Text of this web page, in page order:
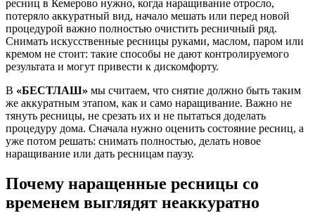
ресниц в Кемерово нужно, когда наращивание отросло,
потеряло аккуратный вид, начало мешать или перед новой
процедурой важно полностью очистить ресничный ряд.
Снимать искусственные ресницы руками, маслом, паром или
кремом не стоит: такие способы не дают контролируемого
результата и могут привести к дискомфорту.
В «БЕСТЛАШ» мы считаем, что снятие должно быть таким
же аккуратным этапом, как и само наращивание. Важно не
тянуть ресницы, не срезать их и не пытаться доделать
процедуру дома. Сначала нужно оценить состояние ресниц, а
уже потом решать: снимать полностью, делать новое
наращивание или дать ресницам паузу.
Почему наращенные ресницы со
временем выглядят неаккуратно